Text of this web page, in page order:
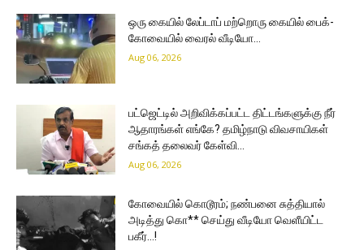
ஒரு கையில் லேப்டாப் மற்றொரு கையில் பைக்-
கோவையில் வைரல் வீடியோ…
Aug 06, 2026
பட்ஜெட்டில் அறிவிக்கப்பட்ட திட்டங்களுக்கு நீர்
ஆதாரங்கள் எங்கே? தமிழ்நாடு விவசாயிகள்
சங்கத் தலைவர் கேள்வி…
Aug 06, 2026
கோவையில் கொடூரம்; நண்பனை சுத்தியால்
அடித்து கொ** செய்து வீடியோ வெளீயிட்ட
பகீர்…!